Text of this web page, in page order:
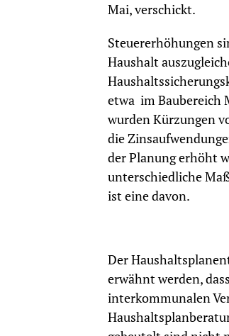
Mai, verschickt.
Steuererhöhungen
Haushalt
etwa im Baubereich
wurden Kürzungen
die
der Planung erhöht
unterschiedliche
ist eine davon.
Der
erwähnt werden,
interkommunalen